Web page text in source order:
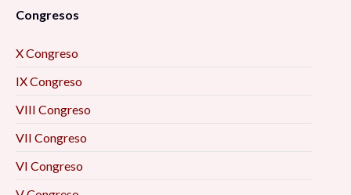
Congresos
X Congreso
IX Congreso
VIII Congreso
VII Congreso
VI Congreso